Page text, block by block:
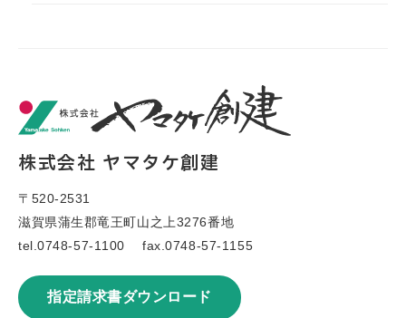
株式会社 ヤマタケ創建
〒520-2531
滋賀県蒲生郡竜王町山之上3276番地
tel.0748-57-1100 fax.0748-57-1155
指定請求書ダウンロード